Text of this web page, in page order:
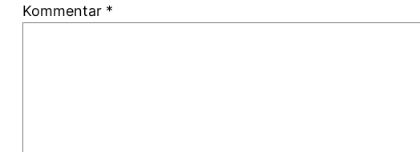
Kommentar *